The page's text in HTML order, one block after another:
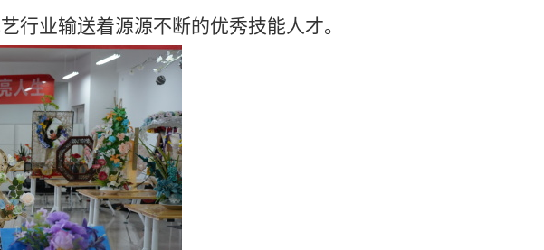
行业输送着源源不断的优秀技能人才。